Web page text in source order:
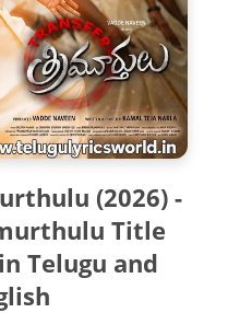
(2026) -
Title
Telugu and